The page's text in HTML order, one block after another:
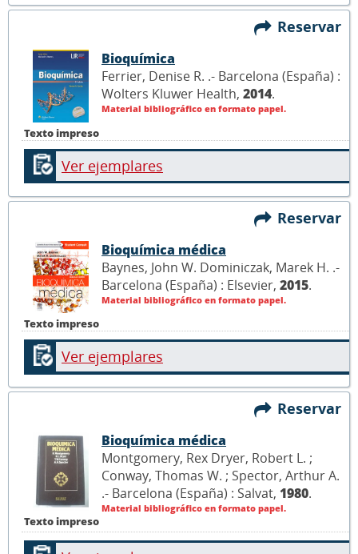
Reservar
Texto impreso
Bioquímica
Ferrier, Denise R. .- Barcelona (España) :
Wolters Kluwer Health, 2014.
Material bibliográfico en formato papel.
Ver ejemplares
Reservar
Texto impreso
Bioquímica médica
Baynes, John W. Dominiczak, Marek H. .-
Barcelona (España) : Elsevier, 2015.
Material bibliográfico en formato papel.
Ver ejemplares
Reservar
Texto impreso
Bioquímica médica
Montgomery, Rex Dryer, Robert L. ;
Conway, Thomas W. ; Spector, Arthur A.
.- Barcelona (España) : Salvat, 1980.
Material bibliográfico en formato papel.